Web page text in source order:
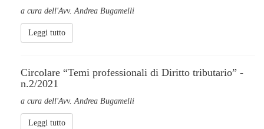
a cura dell'Avv. Andrea Bugamelli
Leggi tutto
Circolare “Temi professionali di Diritto tributario” -
n.2/2021
a cura dell'Avv. Andrea Bugamelli
Leggi tutto